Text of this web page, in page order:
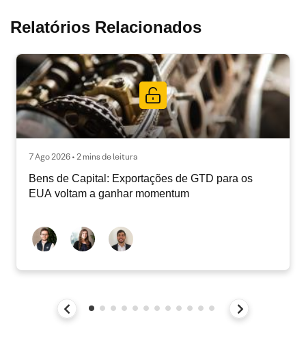
Relatórios Relacionados
7 Ago 2026 • 2 mins de leitura
Bens de Capital: Exportações de GTD para os
EUA voltam a ganhar momentum